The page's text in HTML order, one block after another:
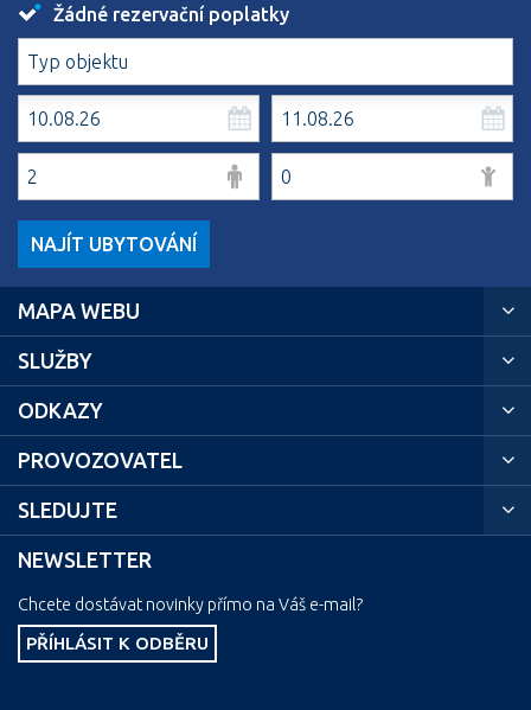
Žádné rezervační poplatky
NAJÍT UBYTOVÁNÍ
MAPA WEBU
SLUŽBY
ODKAZY
PROVOZOVATEL
SLEDUJTE
NEWSLETTER
Chcete dostávat novinky přímo na Váš e-mail?
PŘÍHLÁSIT K ODBĚRU